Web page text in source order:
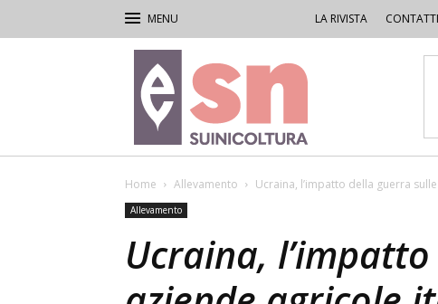
LA RIVISTA CONTATTI
Rivista
di
Suinicoltura
Home Allevamento Ucraina, l’impatto della guerra
Allevamento
Ucraina,